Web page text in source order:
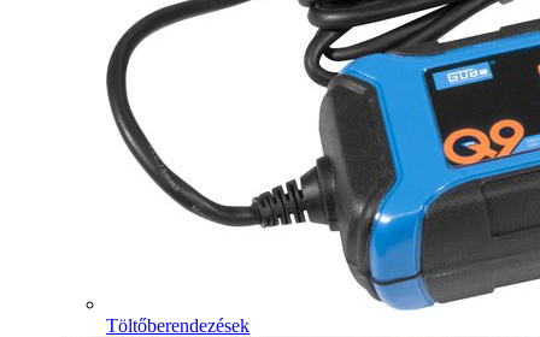
Töltőberendezések